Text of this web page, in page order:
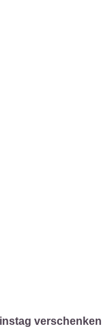
verschenken